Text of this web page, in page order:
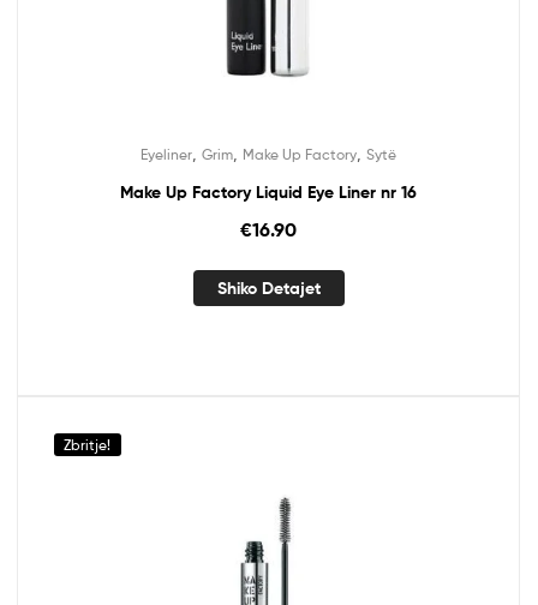
Eyeliner, Grim, Make Up Factory, Sytë
Make Up Factory Liquid Eye Liner nr 16
€16.90
Shiko Detajet
Zbritje!